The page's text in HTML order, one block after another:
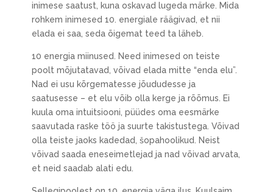
inimese saatust, kuna oskavad lugeda märke. Mida
rohkem inimesed 10. energiale räägivad, et nii
elada ei saa, seda õigemat teed ta läheb.
10 energia miinused. Need inimesed on teiste
poolt mõjutatavad, võivad elada mitte “enda elu”.
Nad ei usu kõrgematesse jõududesse ja
saatusesse – et elu võib olla kerge ja rõõmus. Ei
kuula oma intuitsiooni, püüdes oma eesmärke
saavutada raske töö ja suurte takistustega. Võivad
olla teiste jaoks kadedad, šopahoolikud. Neist
võivad saada eneseimetlejad ja nad võivad arvata,
et neid saadab alati edu.